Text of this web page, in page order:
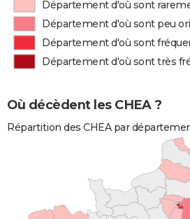
Département d'où sont
Département d'où sont peu
Département d'où sont
Département d'où sont très
Où décèdent les CHEA ?
Répartition des CHEA par